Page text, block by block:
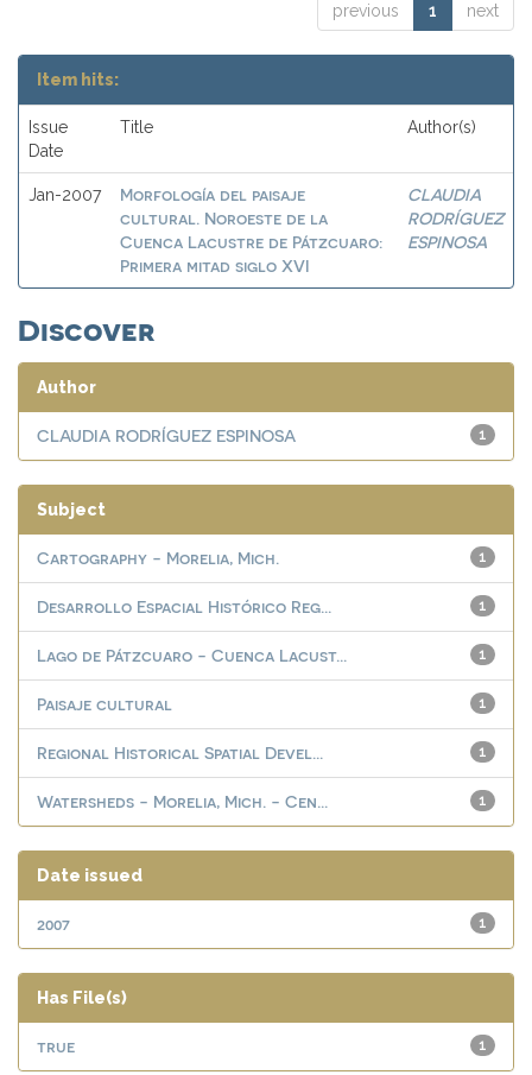
previous 1 next
Item hits:
Issue
Date
Title Author(s)
Jan-2007
Morfología del paisaje
cultural. Noroeste de la
Cuenca Lacustre de Pátzcuaro:
Primera mitad siglo XVI
CLAUDIA
RODRÍGUEZ
ESPINOSA
Discover
Author
1
CLAUDIA RODRÍGUEZ ESPINOSA
Subject
1
Cartography - Morelia, Mich.
1
Desarrollo Espacial Histórico Reg...
1
Lago de Pátzcuaro - Cuenca Lacust...
1
Paisaje cultural
1
Regional Historical Spatial Devel...
1
Watersheds - Morelia, Mich. - Cen...
Date issued
1
2007
Has File(s)
1
true